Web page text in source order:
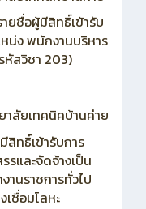
ยชื่อผู้มีสิทธิ์เข้ารับ
น่ง พนักงานบริหาร
หัสวิชา 203)
าลัยเทคนิคบ้านค่าย
สิทธิ์เข้ารับการ
รและจัดจ้างเป็น
นราชการทั่วไป
ชื่อมโลหะ